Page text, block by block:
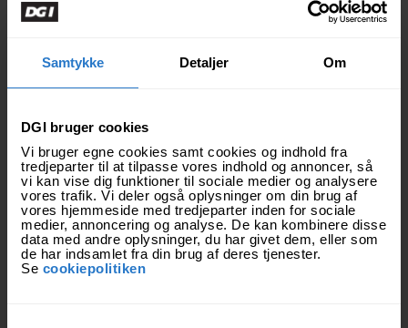
Samtykke Detaljer Om
DGI bruger cookies
Vi bruger egne cookies samt cookies og indhold fra
tredjeparter til at tilpasse vores indhold og annoncer, så
vi kan vise dig funktioner til sociale medier og analysere
vores trafik. Vi deler også oplysninger om din brug af
vores hjemmeside med tredjeparter inden for sociale
medier, annoncering og analyse. De kan kombinere disse
data med andre oplysninger, du har givet dem, eller som
de har indsamlet fra din brug af deres tjenester.
Se cookiepolitiken
introduceret for historier og oplevelser fra verden med et
Indsatsen sker i et samarbejde mellem DGI Verdensholdet
Civilsamfund i udvikling. Alle besøgende på DGI´s
landsstævne i Svendborg fra 30. juni til 3. juli 2022 får
mulighed for et spændende indblik i processen omkring
de unges dialog med hinanden. De personlige og
spændende fortællinger vises gennem videomateriale,
podcast og workshops.
Fakta: